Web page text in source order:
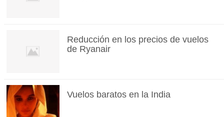
Reducción en los precios de vuelos
de Ryanair
Vuelos baratos en la India